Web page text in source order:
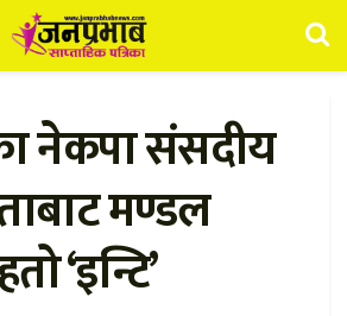
नेकपा संसदीय
मण्डल
‘इन्टि’